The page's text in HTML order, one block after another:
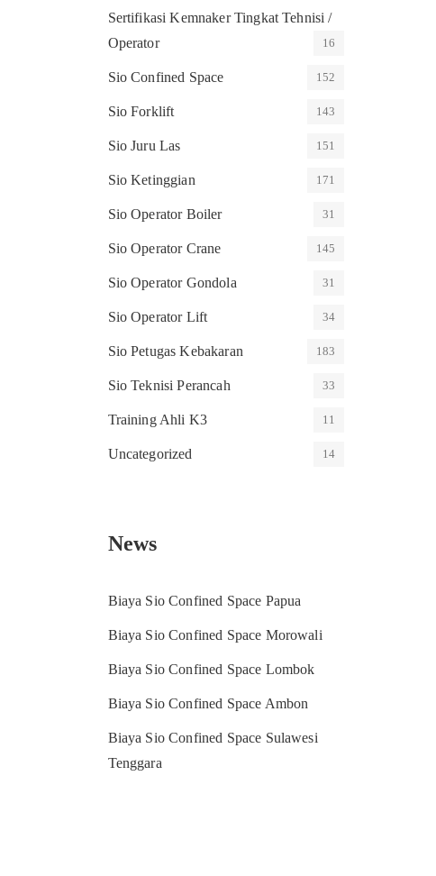
Sertifikasi Kemnaker Tingkat Tehnisi /
Operator
16
Sio Confined Space 152
Sio Forklift 143
Sio Juru Las 151
Sio Ketinggian 171
Sio Operator Boiler 31
Sio Operator Crane 145
Sio Operator Gondola 31
Sio Operator Lift 34
Sio Petugas Kebakaran 183
Sio Teknisi Perancah 33
Training Ahli K3 11
Uncategorized 14
News
Biaya Sio Confined Space Papua
Biaya Sio Confined Space Morowali
Biaya Sio Confined Space Lombok
Biaya Sio Confined Space Ambon
Biaya Sio Confined Space Sulawesi
Tenggara